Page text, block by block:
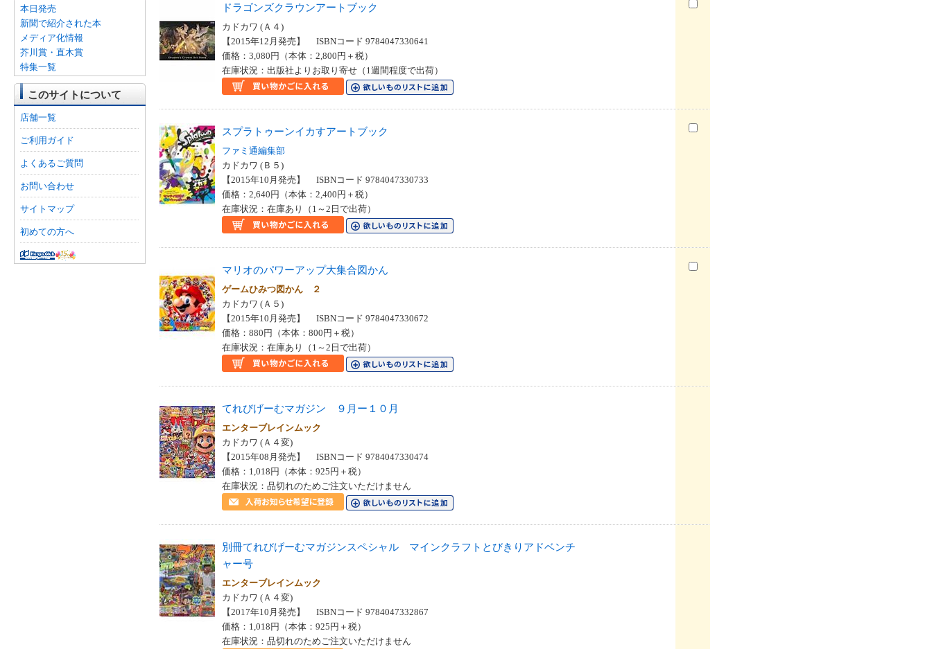
楽天株式会社(1)
渡まかな(1)
Ｆｕｊｉ＆ｇｕｍｉ Ｇａｍ
ｅｓ(1)
ＬＩＮＥ株式会社(1)
Ｒｅｊｅｔ株式会社(1)
ＸＦＬＡＧスタジオ(1)
本日発売
新聞で紹介された本
メディア化情報
芥川賞・直木賞
特集一覧
このサイトについて
店舗一覧
ご利用ガイド
よくあるご質問
お問い合わせ
サイトマップ
初めての方へ
ドラゴンズクラウンアートブック
カドカワ (Ａ４)
【2015年12月発売】 ISBNコード 9784047330641
価格：3,080円（本体：2,800円＋税）
在庫状況：出版社よりお取り寄せ（1週間程度で出荷）
スプラトゥーンイカすアートブック
ファミ通編集部
カドカワ (Ｂ５)
【2015年10月発売】 ISBNコード 9784047330733
価格：2,640円（本体：2,400円＋税）
在庫状況：在庫あり（1～2日で出荷）
マリオのパワーアップ大集合図かん
ゲームひみつ図かん ２
カドカワ (Ａ５)
【2015年10月発売】 ISBNコード 9784047330672
価格：880円（本体：800円＋税）
在庫状況：在庫あり（1～2日で出荷）
てれびげーむマガジン ９月ー１０月
エンターブレインムック
カドカワ (Ａ４変)
【2015年08月発売】 ISBNコード 9784047330474
価格：1,018円（本体：925円＋税）
在庫状況：品切れのためご注文いただけません
別冊てれびげーむマガジンスペシャル マインクラフトとびきりアドベンチ
ャー号
エンターブレインムック
カドカワ (Ａ４変)
【2017年10月発売】 ISBNコード 9784047332867
価格：1,018円（本体：925円＋税）
在庫状況：品切れのためご注文いただけません